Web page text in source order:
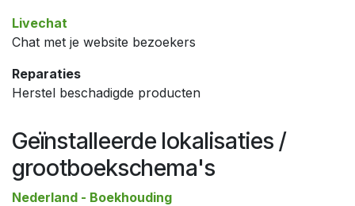
Livechat
Chat met je website bezoekers
Reparaties
Herstel beschadigde producten
Geïnstalleerde lokalisaties /
grootboekschema's
Nederland - Boekhouding